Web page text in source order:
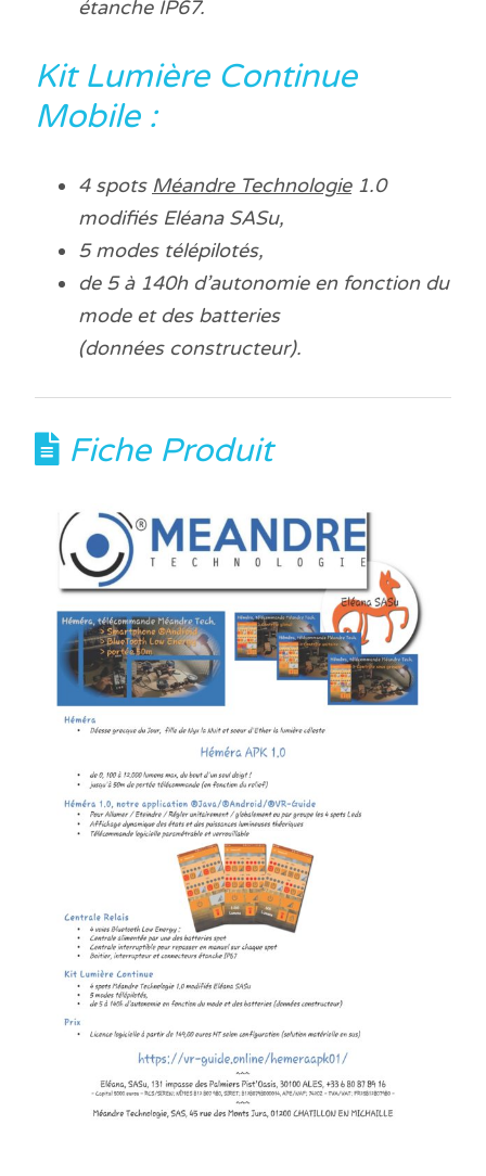
étanche IP67.
Kit Lumière Continue
Mobile :
4 spots Méandre Technologie1.0
modifiés Eléana SASu,
5 modes télépilotés,
de 5 à 140h d’autonomie en fonction du
mode et des batteries
(données constructeur).
Fiche Produit